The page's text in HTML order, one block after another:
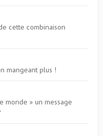
cette combinaison
mangeant plus !
monde » un message